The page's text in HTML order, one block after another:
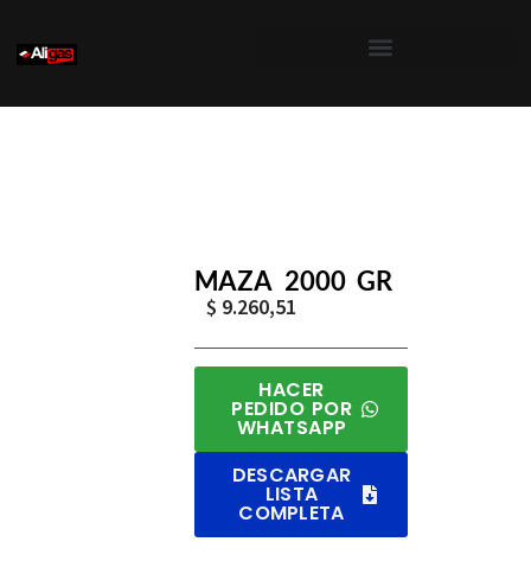
Saltar
MAZA 2000 GR
$ 9.260,51
HACER
PEDIDO POR
WHATSAPP
DESCARGAR
LISTA
COMPLETA